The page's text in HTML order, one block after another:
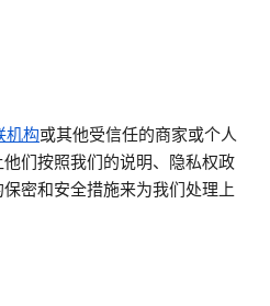
机构或其他受信任的商家或个人
们按照我们的说明、隐私权政
密和安全措施来为我们处理上